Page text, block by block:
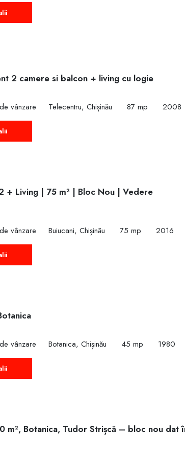
2 camere si balcon + living cu logie
vânzare Telecentru, Chișinău 87 mp 2008
+ Living | 75 m² | Bloc Nou | Vedere
vânzare Buiucani, Chișinău 75 mp 2016
vânzare Botanica, Chișinău 45 mp 1980
m², Botanica, Tudor Strișcă – bloc nou dat